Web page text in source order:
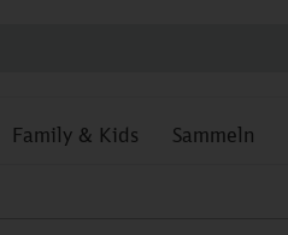
Family & Kids Sammeln